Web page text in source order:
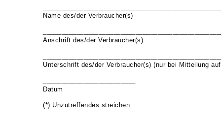
Name des/der Verbraucher(s)
Anschrift des/der Verbraucher(s)
Unterschrift des/der Verbraucher(s) (nur bei Mitteilung
Datum
(*) Unzutreffendes streichen